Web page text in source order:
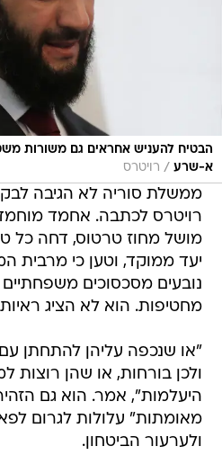
הבטיח להעניש אחראים גם משורות
א-שרע / רויטרס
ממשלת סוריה לא הגיבה
רויטרס לכתבה. אחמד
מושל מחוז טרטוס, דחה כל
יעד ממוקד, וטען כי מרבית
נובעים מסכסוכים משפחתיים
מחטיפות. הוא לא הציג
"או שנכפה עליהן להתחתן עם
ולכן בורחות, או שהן רוצות
היעלמות", אמר. הוא גם
מאומתות" עלולות לגרום
ולערעור הביטחון.